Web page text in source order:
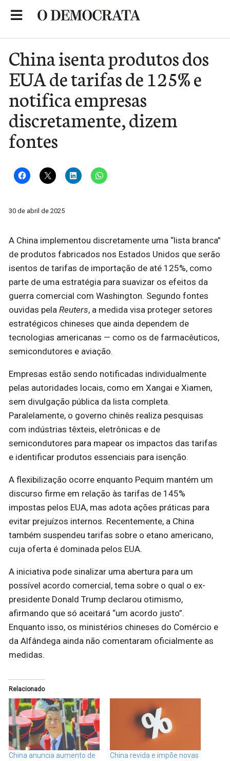
China isenta produtos dos
EUA de tarifas de 125% e
notifica empresas
discretamente, dizem
fontes
30 de abril de 2025
A China implementou discretamente uma “lista branca”
de produtos fabricados nos Estados Unidos que serão
isentos de tarifas de importação de até 125%, como
parte de uma estratégia para suavizar os efeitos da
guerra comercial com Washington. Segundo fontes
ouvidas pela Reuters, a medida visa proteger setores
estratégicos chineses que ainda dependem de
tecnologias americanas — como os de farmacêuticos,
semicondutores e aviação.
Empresas estão sendo notificadas individualmente
pelas autoridades locais, como em Xangai e Xiamen,
sem divulgação pública da lista completa.
Paralelamente, o governo chinês realiza pesquisas
com indústrias têxteis, eletrônicas e de
semicondutores para mapear os impactos das tarifas
e identificar produtos essenciais para isenção.
A flexibilização ocorre enquanto Pequim mantém um
discurso firme em relação às tarifas de 145%
impostas pelos EUA, mas adota ações práticas para
evitar prejuízos internos. Recentemente, a China
também suspendeu tarifas sobre o etano americano,
cuja oferta é dominada pelos EUA.
A iniciativa pode sinalizar uma abertura para um
possível acordo comercial, tema sobre o qual o ex-
presidente Donald Trump declarou otimismo,
afirmando que só aceitará “um acordo justo”.
Enquanto isso, os ministérios chineses do Comércio e
da Alfândega ainda não comentaram oficialmente as
medidas.
Relacionado
China anuncia aumento de
China revida e impõe novas